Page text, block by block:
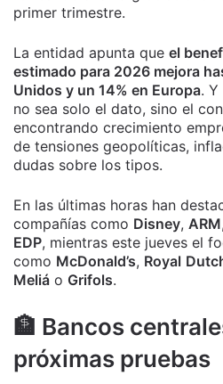
primer trimestre.
La entidad apunta que el
estimado para 2026 mejora
Unidos y un 14% en Europa.
no sea solo el dato, sino el
encontrando crecimiento
de tensiones geopolíticas,
dudas sobre los tipos.
En las últimas horas han
compañías como Disney, ARM,
EDP, mientras este jueves el
como McDonald’s, Royal
Meliá o Grifols.
🏦 Bancos
próximas pruebas